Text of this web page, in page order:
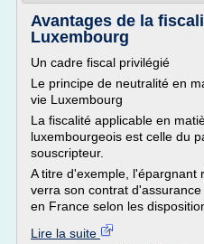
Avantages de la
Luxembourg
Un cadre fiscal privilégié
Le principe de neutralité en
vie Luxembourg
La fiscalité applicable en
luxembourgeois est celle du
souscripteur.
A titre d'exemple, l'épargnant
verra son contrat
en France selon les
Lire la suite